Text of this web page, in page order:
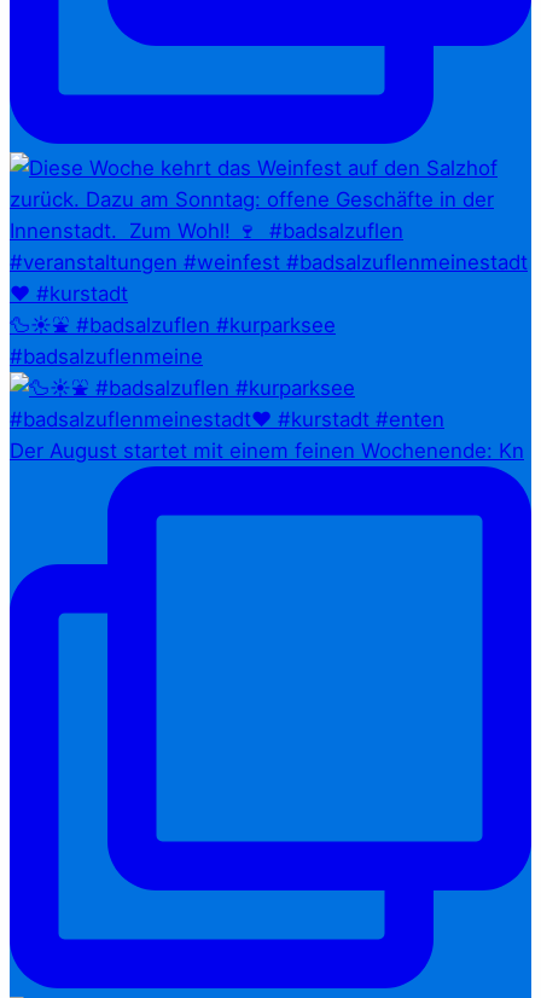
🦆☀️⛲ #badsalzuflen #kurparksee
#badsalzuflenmeine
Der August startet mit einem feinen Wochenende: Kn